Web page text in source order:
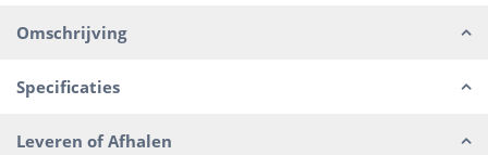
Omschrijving
Specificaties
Leveren of Afhalen